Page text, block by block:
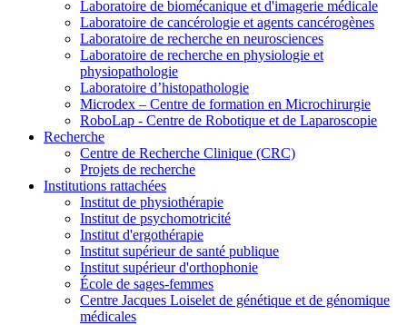
Laboratoire de biomécanique et d'imagerie médicale
Laboratoire de cancérologie et agents cancérogènes
Laboratoire de recherche en neurosciences
Laboratoire de recherche en physiologie et
physiopathologie
Laboratoire d’histopathologie
Microdex – Centre de formation en Microchirurgie
RoboLap - Centre de Robotique et de Laparoscopie
Recherche
Centre de Recherche Clinique (CRC)
Projets de recherche
Institutions rattachées
Institut de physiothérapie
Institut de psychomotricité
Institut d'ergothérapie
Institut supérieur de santé publique
Institut supérieur d'orthophonie
École de sages-femmes
Centre Jacques Loiselet de génétique et de génomique
médicales